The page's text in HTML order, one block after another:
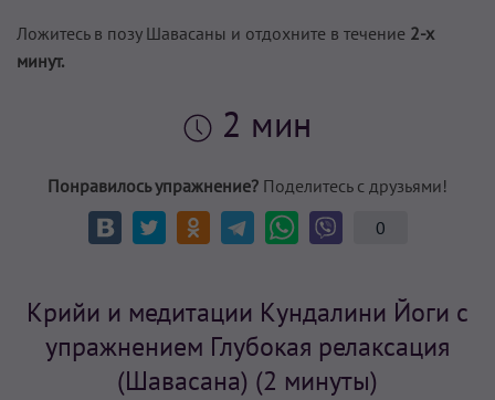
Ложитесь в позу Шавасаны и отдохните в течение 2-х
минут.
2 мин
Понравилось упражнение? Поделитесь с друзьями!
0
Крийи и медитации Кундалини Йоги с
упражнением Глубокая релаксация
(Шавасана) (2 минуты)